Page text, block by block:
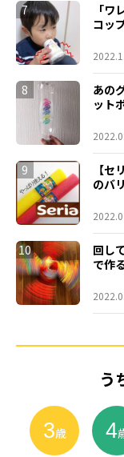
7
「
コッ
8
あの
ット
9
【
のバ
10
回し
で作
う
3歳 4